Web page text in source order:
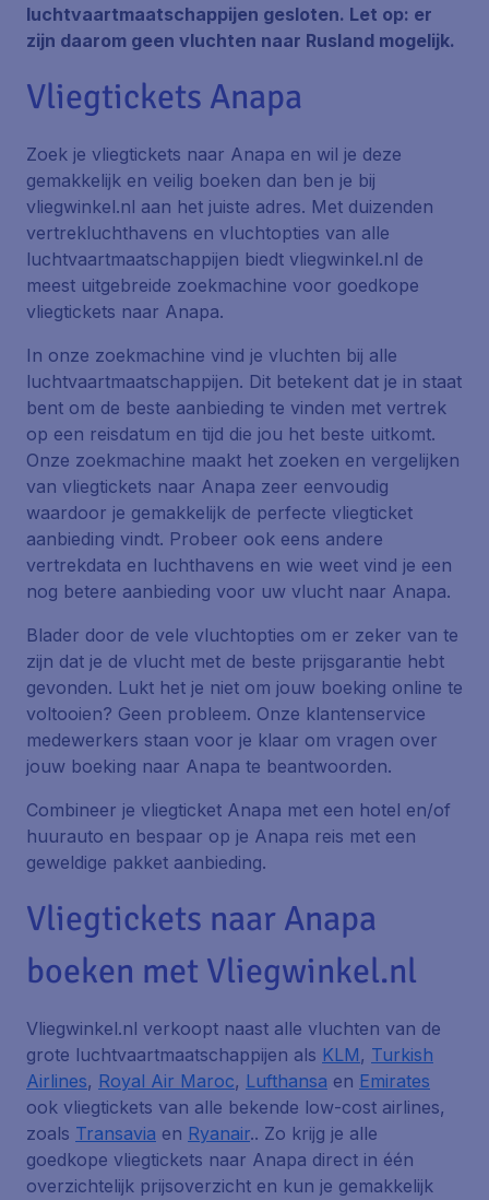
luchtvaartmaatschappijen gesloten. Let op: er
zijn daarom geen vluchten naar Rusland mogelijk.
Vliegtickets Anapa
Zoek je vliegtickets naar Anapa en wil je deze
gemakkelijk en veilig boeken dan ben je bij
vliegwinkel.nl aan het juiste adres. Met duizenden
vertrekluchthavens en vluchtopties van alle
luchtvaartmaatschappijen biedt vliegwinkel.nl de
meest uitgebreide zoekmachine voor goedkope
vliegtickets naar Anapa.
In onze zoekmachine vind je vluchten bij alle
luchtvaartmaatschappijen. Dit betekent dat je in staat
bent om de beste aanbieding te vinden met vertrek
op een reisdatum en tijd die jou het beste uitkomt.
Onze zoekmachine maakt het zoeken en vergelijken
van vliegtickets naar Anapa zeer eenvoudig
waardoor je gemakkelijk de perfecte vliegticket
aanbieding vindt. Probeer ook eens andere
vertrekdata en luchthavens en wie weet vind je een
nog betere aanbieding voor uw vlucht naar Anapa.
Blader door de vele vluchtopties om er zeker van te
zijn dat je de vlucht met de beste prijsgarantie hebt
gevonden. Lukt het je niet om jouw boeking online te
voltooien? Geen probleem. Onze klantenservice
medewerkers staan voor je klaar om vragen over
jouw boeking naar Anapa te beantwoorden.
Combineer je vliegticket Anapa met een hotel en/of
huurauto en bespaar op je Anapa reis met een
geweldige pakket aanbieding.
Vliegtickets naar Anapa
boeken met Vliegwinkel.nl
Vliegwinkel.nl verkoopt naast alle vluchten van de
grote luchtvaartmaatschappijen als KLM, Turkish
Airlines, Royal Air Maroc, Lufthansa en Emirates
ook vliegtickets van alle bekende low-cost airlines,
zoals Transavia en Ryanair.. Zo krijg je alle
goedkope vliegtickets naar Anapa direct in één
overzichtelijk prijsoverzicht en kun je gemakkelijk